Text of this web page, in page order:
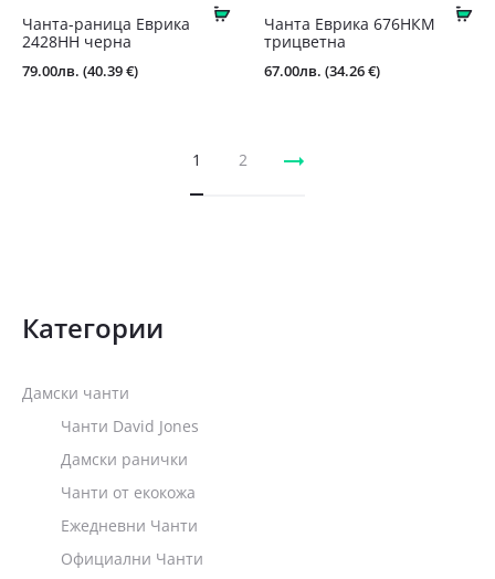
Купи
Чанта-раница Еврика
2428НН черна
79.00лв. (40.39 €)
Чанта Еврика 676НКМ
трицветна
67.00лв. (34.26 €)
1 2
Категории
Дамски чанти
Чанти David Jones
Дамски ранички
Чанти от екокожа
Ежедневни Чанти
Официални Чанти